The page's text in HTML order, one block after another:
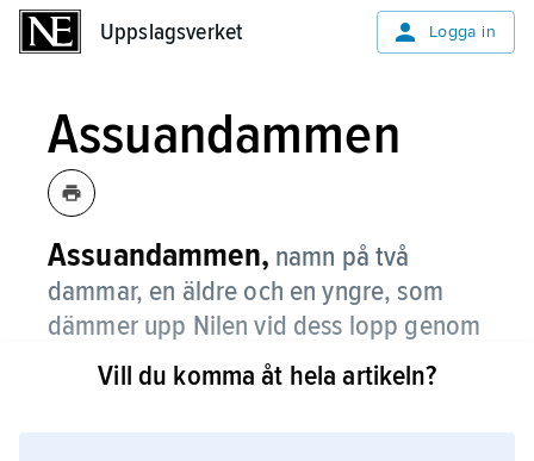
Uppslagsverket Logga in
Assuandammen
Assuandammen, namn på två
dammar, en äldre och en yngre, som
dämmer upp Nilen vid dess lopp genom
Egypten, belägna nära staden Assuan.
Vill du komma åt hela artikeln?